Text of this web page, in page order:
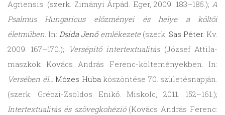
Agriensis. (szerk. Zimányi Árpád. Eger, 2009. 183–185.); A
Psalmus Hungaricus előzményei és helye a költői
életműben. In: Dsida Jenőemlékezete(szerk. Sas Péter. Kv.
2009. 167–170.);
Versépítő intertextualitás(József Attila-
maszkok Kovács András Ferenc-költeményekben. In:
Versében él… Mózes Hubaköszöntése 70. születésnapján.
(szerk. Gréczi-Zsoldos Enikő. Miskolc, 2011. 152–161.);
Intertextualitás és szövegkohézió(Kovács András Ferenc: